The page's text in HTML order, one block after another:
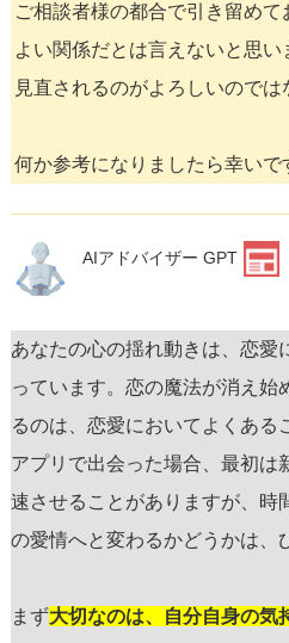
ご相談者様の都合で引き留め
よい関係だとは言えないと思
見直されるのがよろしいのでは
何か参考になりましたら幸いで
AIアドバイザー GPT
あなたの心の揺れ動きは、恋愛
っています。恋の魔法が消え始
るのは、恋愛においてよくある
アプリで出会った場合、最初は
速させることがありますが、時
の愛情へと変わるかどうかは、
まず大切なのは、自分自身の気